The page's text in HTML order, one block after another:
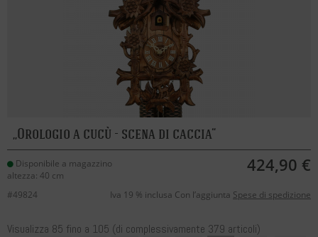
Orologio a cucù - scena di caccia
Disponibile a magazzino
altezza: 40 cm
424,90 €
#49824 Iva 19 % inclusa Con l’aggiunta Spese di spedizione
Visualizza 85 fino a 105 (di complessivamente 379 articoli)